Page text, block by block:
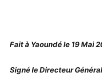
Fait à Yaoundé le 19 Mai
Signé le Directeur Général